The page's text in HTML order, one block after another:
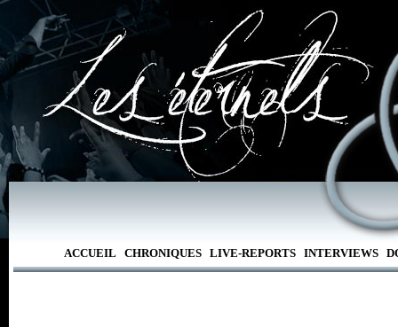
ACCUEIL CHRONIQUES LIVE-REPORTS INTERVIEWS